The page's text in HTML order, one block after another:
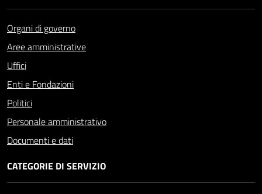
Organi di governo
Aree amministrative
Uffici
Enti e Fondazioni
Politici
Personale amministrativo
Documenti e dati
CATEGORIE DI SERVIZIO